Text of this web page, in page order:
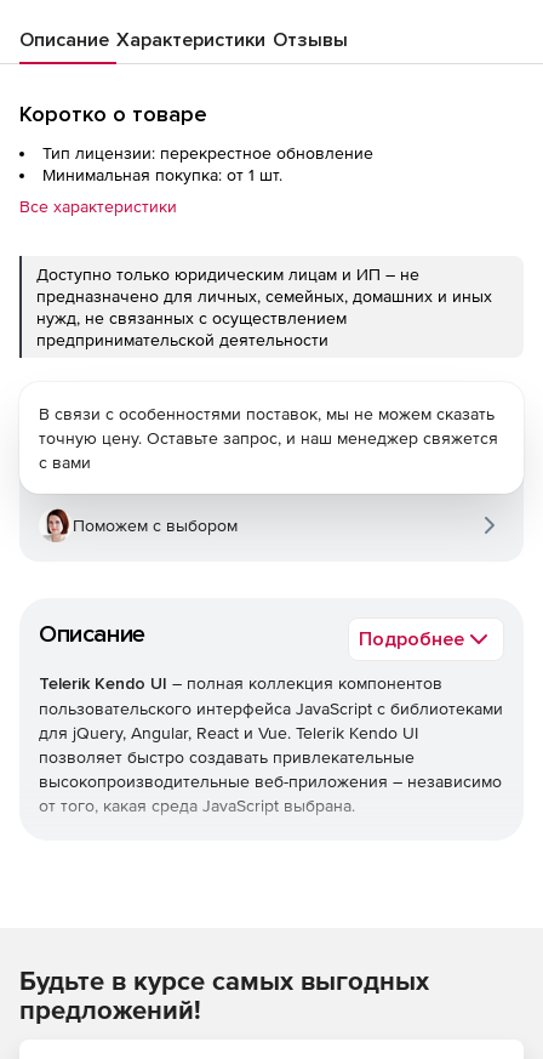
Описание Характеристики Отзывы
Коротко о товаре
Тип лицензии: перекрестное обновление
Минимальная покупка: от 1 шт.
Все характеристики
Доступно только юридическим лицам и ИП – не
предназначено для личных, семейных, домашних и иных
нужд, не связанных с осуществлением
предпринимательской деятельности
Описание Подробнее
Telerik Kendo UI – полная коллекция компонентов
пользовательского интерфейса JavaScript с библиотеками
для jQuery, Angular, React и Vue. Telerik Kendo UI
позволяет быстро создавать привлекательные
высокопроизводительные веб-приложения – независимо
от того, какая среда JavaScript выбрана.
обширной библиотеки при запуске нового
дизайна. Kendo UI позволяет экономить время,
интегрируя компоненты для обработки всех ключевых
В связи с особенностями поставок, мы не можем сказать
точную цену. Оставьте запрос, и наш менеджер свяжется
с вами
Поможем с выбором
Будьте в курсе самых выгодных
предложений!